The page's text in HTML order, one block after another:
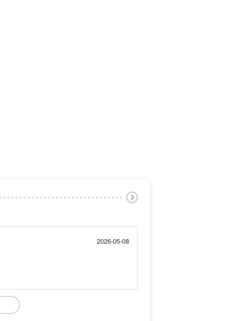
2026-05-08